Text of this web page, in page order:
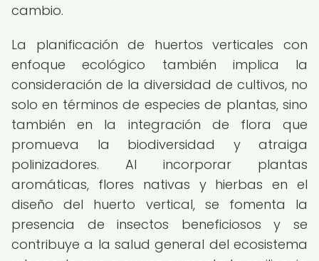
cambio.
La planificación de huertos verticales con
enfoque ecológico también implica la
consideración de la diversidad de cultivos, no
solo en términos de especies de plantas, sino
también en la integración de flora que
promueva la biodiversidad y atraiga
polinizadores. Al incorporar plantas
aromáticas, flores nativas y hierbas en el
diseño del huerto vertical, se fomenta la
presencia de insectos beneficiosos y se
contribuye a la salud general del ecosistema